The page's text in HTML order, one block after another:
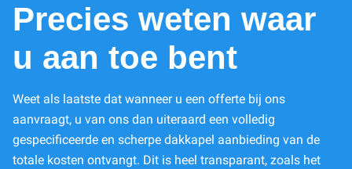
Precies weten waar
u aan toe bent
Weet als laatste dat wanneer u een offerte bij ons
aanvraagt, u van ons dan uiteraard een volledig
gespecificeerde en scherpe dakkapel aanbieding van de
totale kosten ontvangt. Dit is heel transparant, zoals het